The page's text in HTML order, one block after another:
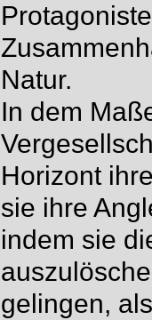
Natur.
In dem
Horizont
sie ihre
indem sie
gelingen,